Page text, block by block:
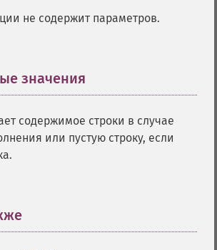
не содержит параметров.
значения
содержимое строки в случае
или пустую строку, если